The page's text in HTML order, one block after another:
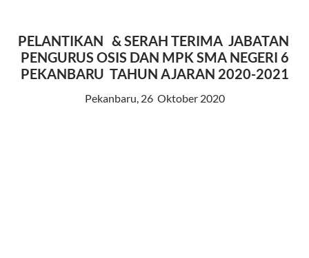
PELANTIKAN & SERAH TERIMA JABATAN
PENGURUS OSIS DAN MPK SMA NEGERI 6
PEKANBARU TAHUN AJARAN 2020-2021
Pekanbaru, 26 Oktober 2020